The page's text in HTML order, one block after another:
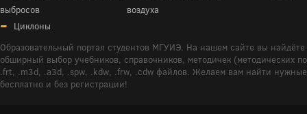
выбросов
воздуха
Циклоны
Образовательный портал студентов МГУИЭ. На нашем сайте вы
обширный выбор учебников, справочников, методичек (методических
.frt, .m3d, .a3d, .spw, .kdw, .frw, .cdw файлов. Желаем вам найти
бесплатно и без регистрации!